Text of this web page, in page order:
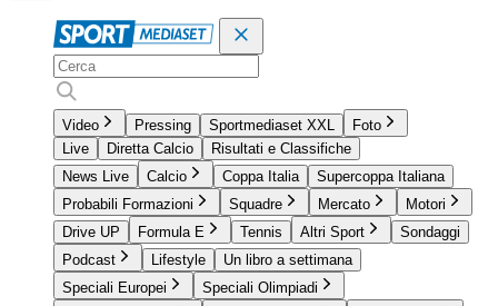
Video Pressing Sportmediaset XXL
Foto
Live
Diretta Calcio
Risultati e Classifiche
News Live
Calcio Coppa Italia
Supercoppa Italiana
Probabili Formazioni
Squadre Mercato
Motori
Drive UP
Formula E Tennis Altri Sport
Sondaggi
Podcast
Lifestyle
Un libro a settimana
Speciali Europei
Speciali Olimpiadi